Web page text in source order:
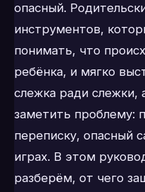
опасный.
инструментов,
понимать, что
ребёнка, и мягко
слежка ради слежки,
заметить проблему:
переписку, опасный
играх. В этом
разберём, от чего